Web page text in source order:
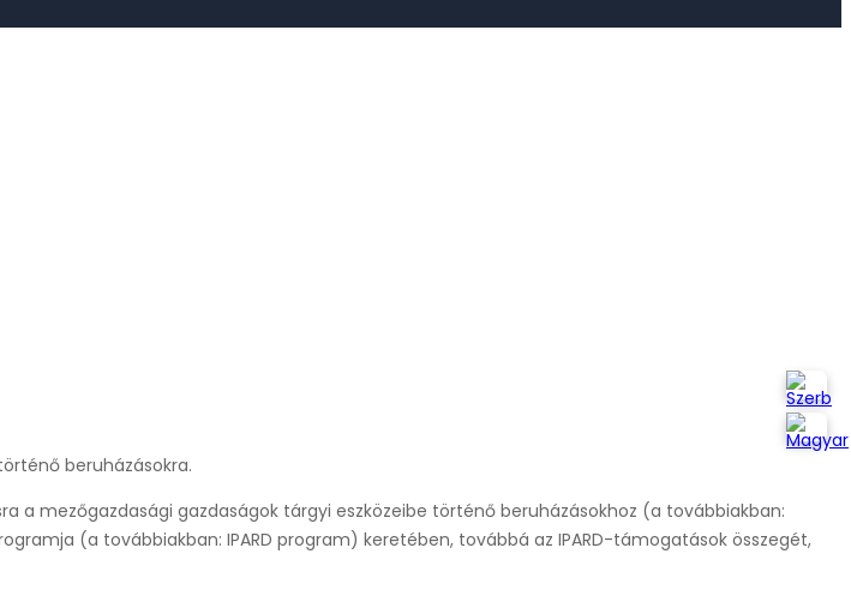
beruházásokra.
a mezőgazdasági gazdaságok tárgyi eszközeibe történő beruházásokhoz (a továbbiakban:
(a továbbiakban: IPARD program) keretében, továbbá az IPARD-támogatások összegét,